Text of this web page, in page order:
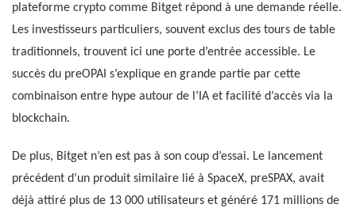
plateforme crypto comme Bitget répond à une demande réelle.
Les investisseurs particuliers, souvent exclus des tours de table
traditionnels, trouvent ici une porte d’entrée accessible. Le
succès du preOPAI s’explique en grande partie par cette
combinaison entre hype autour de l’IA et facilité d’accès via la
blockchain.
De plus, Bitget n’en est pas à son coup d’essai. Le lancement
précédent d’un produit similaire lié à SpaceX, preSPAX, avait
déjà attiré plus de 13 000 utilisateurs et généré 171 millions de